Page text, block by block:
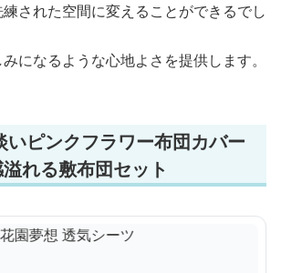
された空間に変えることができるでし
になるような心地よさを提供します。
いピンクフラワー布団カバー
れる敷布団セット